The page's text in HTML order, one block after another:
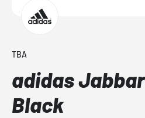
TBA
adidas
Black